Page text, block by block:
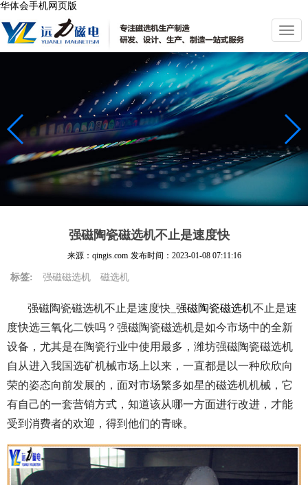
华体会手机网页版
切
换
导
航
强磁陶瓷磁选机不止是速度快
来源：qingis.com 发布时间： 2023-01-08 07:11:16
标签: 强磁磁选机 磁选机
强磁陶瓷磁选机不止是速度快_ 强磁陶瓷磁选机不止是速
度快选三氧化二铁吗？ 强磁陶瓷磁选机是如今市场中的全新
设备，尤其是在陶瓷行业中使用最多，潍坊强磁陶瓷磁选机
自从进入我国选矿机械市场上以来，一直都是以一种欣欣向
荣的姿态向前发展的，面对市场繁多如星的磁选机机械，它
有自己的一套营销方式，知道该从哪一方面进行改进，才能
受到消费者的欢迎，得到他们的青睐。